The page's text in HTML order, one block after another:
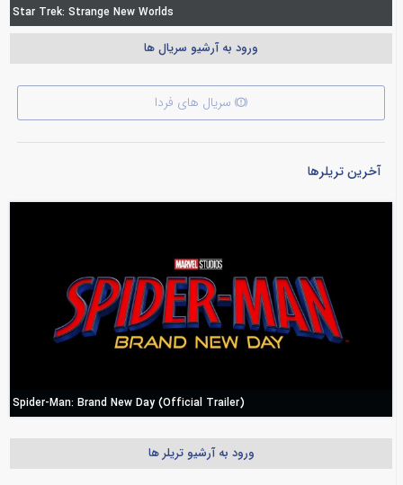
Star Trek: Strange New Worlds
ورود به آرشیو سریال ها
سریال های فردا
آخرین تریلرها
Spider-Man: Brand New Day (Official Trailer)
ورود به آرشیو تریلر ها